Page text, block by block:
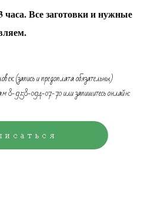
лозы
часа. Все заготовки и нужные
(запись и предоплата обязательны)
8-958-094-07-70 или запишитесь онлайн: